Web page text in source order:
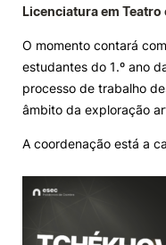
Knowledge Factory
Candidaturas
©2026 Instituto
Licenciatura em Teatro
O momento contará
estudantes do 1.º ano
processo de trabalho
âmbito da exploração
A coordenação está a